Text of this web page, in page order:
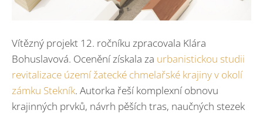
Vítězný projekt 12. ročníku zpracovala Klára
Bohuslavová. Ocenění získala za urbanistickou studii
revitalizace území žatecké chmelařské krajiny v okolí
zámku Stekník. Autorka řeší komplexní obnovu
krajinných prvků, návrh pěších tras, naučných stezek